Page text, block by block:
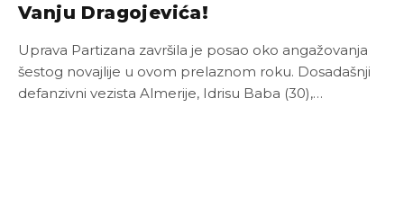
Vanju Dragojevića!
Uprava Partizana završila je posao oko angažovanja
šestog novajlije u ovom prelaznom roku. Dosadašnji
defanzivni vezista Almerije, Idrisu Baba (30),…